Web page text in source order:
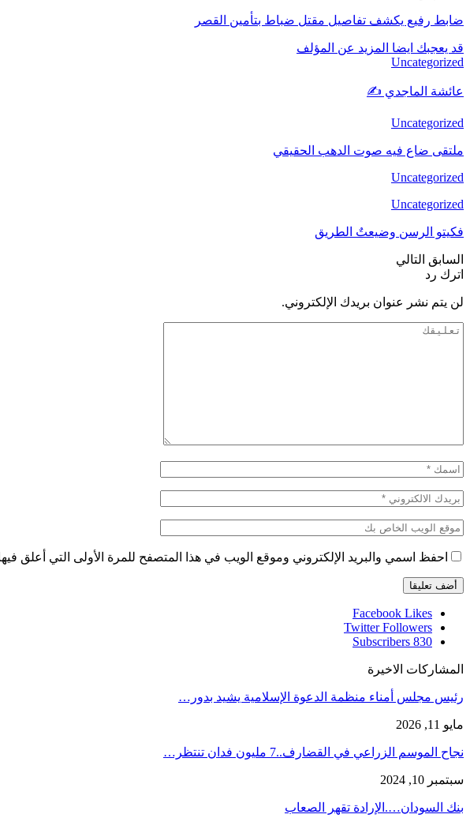
ضابط رفيع يكشف تفاصيل مقتل ضباط بتأمين القصر
قد يعجبك ايضا المزيد عن المؤلف
Uncategorized
عائشة الماجدي ✍️
Uncategorized
ملتقى ضاع فيه صوت الدهب الحقيقي
Uncategorized
Uncategorized
فكيتو الرسن وضيعتٌ الطريق
السابق التالي
اترك رد
لن يتم نشر عنوان بريدك الإلكتروني.
احفظ اسمي والبريد الإلكتروني وموقع الويب في هذا المتصفح للمرة الأولى التي أعلق
Facebook Likes
Twitter Followers
830
Subscribers
المشاركات الاخيرة
رئيس مجلس أمناء منظمة الدعوة الإسلامية يشيد بدور…
مايو 11, 2026
نجاح الموسم الزراعي في القضارف..7 مليون فدان تنتظر…
سبتمبر 10, 2024
بنك السودان….الإرادة تقهر الصعاب